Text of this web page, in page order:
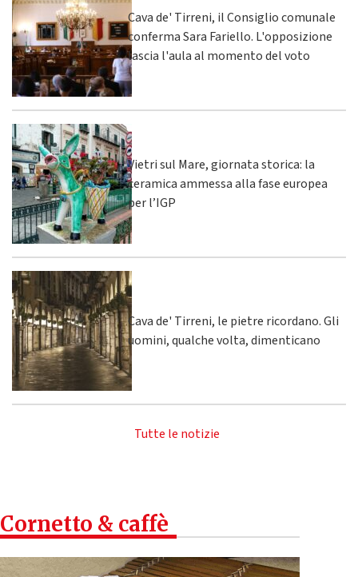
Cava de' Tirreni, il Consiglio comunale
conferma Sara Fariello. L'opposizione
lascia l'aula al momento del voto
Vietri sul Mare, giornata storica: la
ceramica ammessa alla fase europea
per l’IGP
Cava de' Tirreni, le pietre ricordano. Gli
uomini, qualche volta, dimenticano
Tutte le notizie
Cornetto & caffè